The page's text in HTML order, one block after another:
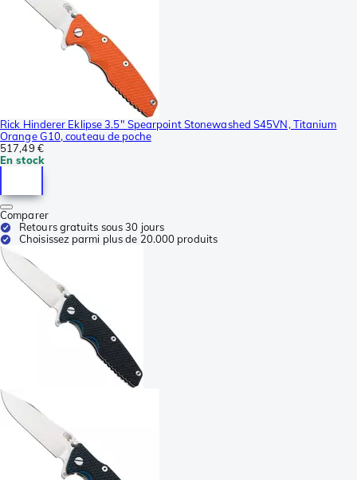
Rick Hinderer Eklipse 3.5" Spearpoint Stonewashed S45VN, Titanium
Orange G10, couteau de poche
517,49 €
En stock
Comparer
Retours gratuits sous 30 jours
Choisissez parmi plus de 20.000 produits